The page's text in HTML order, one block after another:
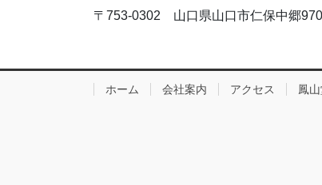
〒753-0302 山口県山口市仁保中郷
ホーム 会社案内 アクセス 鳳